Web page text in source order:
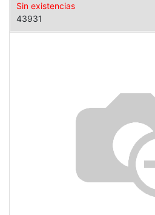
Sin existencias
43931